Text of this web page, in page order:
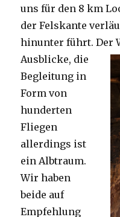
uns für den 8 km
der Felskante
hinunter führt. Der
Ausblicke, die
Begleitung in
Form von
hunderten
Fliegen
allerdings ist
ein Albtraum.
Wir haben
beide auf
Empfehlung